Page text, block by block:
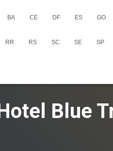
BA CE DF ES GO
RR RS SC SE SP
Blue